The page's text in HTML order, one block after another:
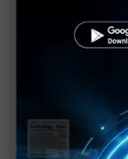
新纖：地緣風險
台美投資MOU
中資背景也能
車